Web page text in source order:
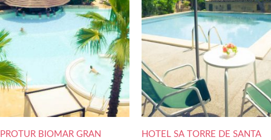
PROTUR BIOMAR GRAN
HOTEL SA TORRE DE SANTA